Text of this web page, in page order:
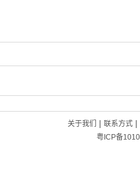
关于我们 | 联系方式|
粤ICP备